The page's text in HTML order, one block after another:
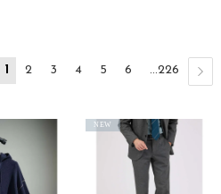
1 2 3 4 5 6 ...226
NEW